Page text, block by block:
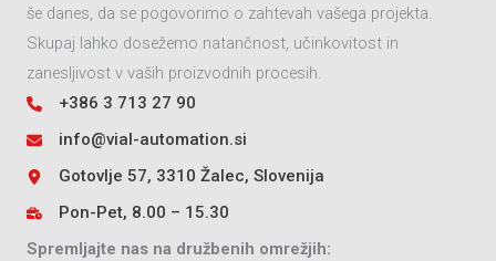
še danes, da se pogovorimo o zahtevah vašega projekta.
Skupaj lahko dosežemo natančnost, učinkovitost in
zanesljivost v vaših proizvodnih procesih.
+386 3 713 27 90
info@vial-automation.si
Gotovlje 57, 3310 Žalec, Slovenija
Pon-Pet, 8.00 – 15.30
Spremljajte nas na družbenih omrežjih: